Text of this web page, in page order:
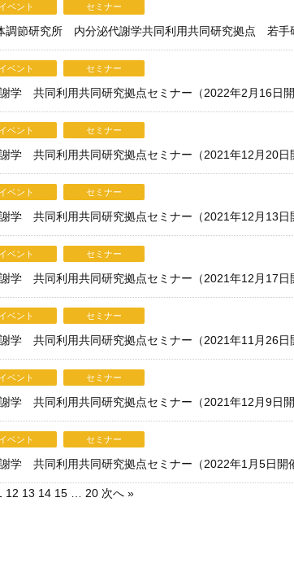
イベント セミナー
節研究所 内分泌代謝学共同利用共同研究拠点 若手
イベント セミナー
学 共同利用共同研究拠点セミナー（2022年2月16日
イベント セミナー
学 共同利用共同研究拠点セミナー（2021年12月20日
イベント セミナー
学 共同利用共同研究拠点セミナー（2021年12月13日
イベント セミナー
学 共同利用共同研究拠点セミナー（2021年12月17日
イベント セミナー
学 共同利用共同研究拠点セミナー（2021年11月26日
イベント セミナー
学 共同利用共同研究拠点セミナー（2021年12月9日
イベント セミナー
学 共同利用共同研究拠点セミナー（2022年1月5日開
12 13 14 15 20 次へ »